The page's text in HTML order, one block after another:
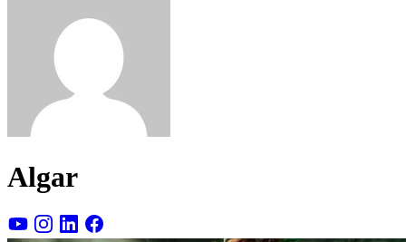
Algar
youtubeinstagram
linkedin